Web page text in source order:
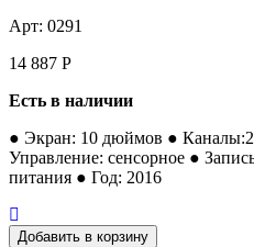
Арт: 0291
14 887 Р
Есть в наличии
● Экран: 10 дюймов ●
Управление: сенсорное ●
питания ● Год: 2016